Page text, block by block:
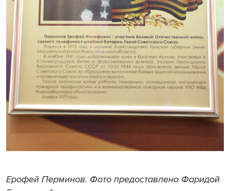
Ерофей Перминов. Фото предоставлено Фаридой